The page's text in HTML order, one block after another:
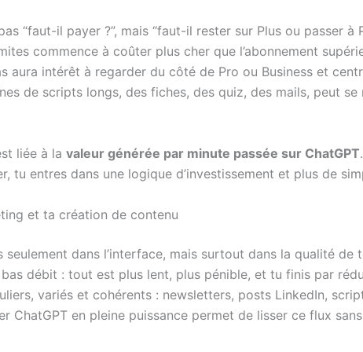
“faut-il payer ?”, mais “faut-il rester sur Plus ou passer à
commence à coûter plus cher que l’abonnement
intérêt à regarder du côté de Pro ou Business et
de scripts longs, des fiches, des quiz, des mails, peut se
liée à la valeur générée par minute passée sur ChatGPT
tu entres dans une logique d’investissement et plus de
et ta création de contenu
dans l’interface, mais surtout dans la qualité de
débit : tout est plus lent, plus pénible, et tu finis par
variés et cohérents : newsletters, posts LinkedIn,
ChatGPT en pleine puissance permet de lisser ce flux